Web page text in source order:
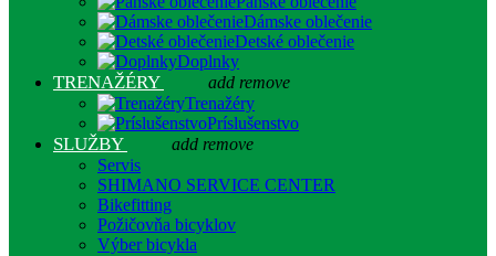
Dámske oblečenie
Detské oblečenie
Doplnky
TRENAŽÉRY add remove
Trenažéry
Príslušenstvo
SLUŽBY add remove
Servis
SHIMANO SERVICE CENTER
Bikefitting
Požičovňa bicyklov
Výber bicykla